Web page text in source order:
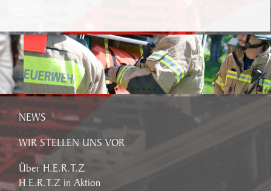
NEWS
WIR STELLEN UNS VOR
Über H.E.R.T.Z
H.E.R.T.Z in Aktion